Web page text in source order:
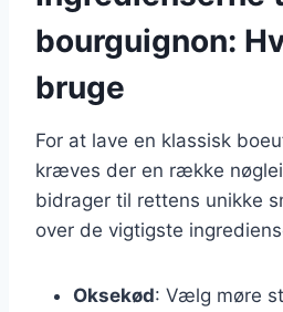
bourguignon:
bruge
For at lave en klassisk
kræves der en række
bidrager til rettens unikke
over de vigtigste
Oksekød: Vælg møre